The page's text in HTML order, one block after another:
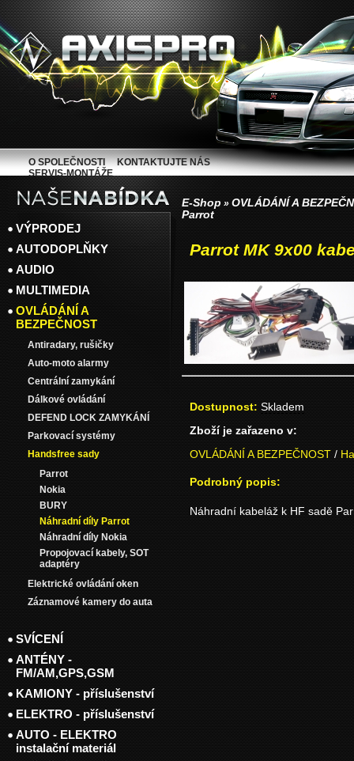
E-Shop » OVLÁDÁNÍ A
Parrot
Parrot MK 9x00
Dostupnost: Skladem
Zboží je zařazeno v:
OVLÁDÁNÍ A BEZPEČNOST /
Podrobný popis:
Náhradní kabeláž k HF sadě
VÝPRODEJ
AUTODOPLŇKY
AUDIO
MULTIMEDIA
OVLÁDÁNÍ A
BEZPEČNOST
Antiradary, rušičky
Auto-moto alarmy
Centrální zamykání
Dálkové ovládání
DEFEND LOCK ZAMYKÁNÍ
Parkovací systémy
Handsfree sady
Parrot
Nokia
BURY
Náhradní díly Parrot
Náhradní díly Nokia
Propojovací kabely, SOT
adaptéry
Elektrické ovládání oken
Záznamové kamery do auta
SVÍCENÍ
ANTÉNY -
FM/AM,GPS,GSM
KAMIONY - příslušenství
ELEKTRO - příslušenství
AUTO - ELEKTRO
instalační materiál
O SPOLEČNOSTI
KONTAKTUJTE NÁS
SERVIS-MONTÁŽE